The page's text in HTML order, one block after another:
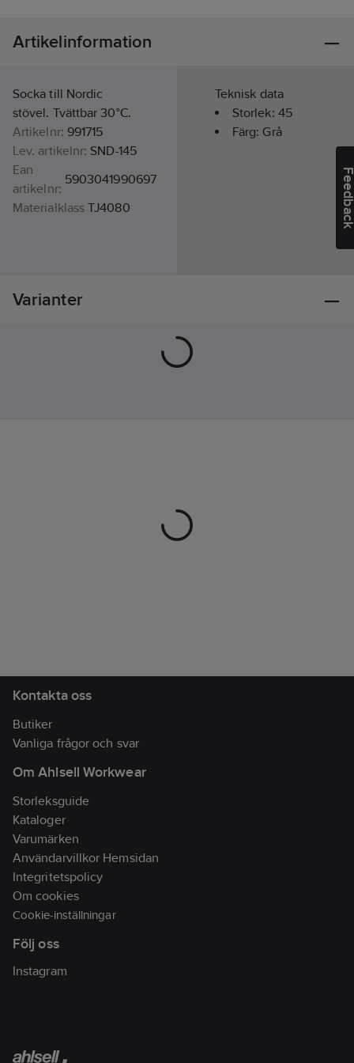
Artikelinformation
Socka till Nordic
stövel. Tvättbar 30°C.
Artikelnr: 991715
Lev. artikelnr: SND-145
Ean
artikelnr:
5903041990697
Materialklass TJ4080
Teknisk data
Storlek: 45
Färg:Grå
Varianter
Kontakta oss
Butiker
Vanliga frågor och svar
Om Ahlsell Workwear
Storleksguide
Kataloger
Varumärken
Användarvillkor Hemsidan
Integritetspolicy
Om cookies
Cookie-inställningar
Följ oss
Instagram